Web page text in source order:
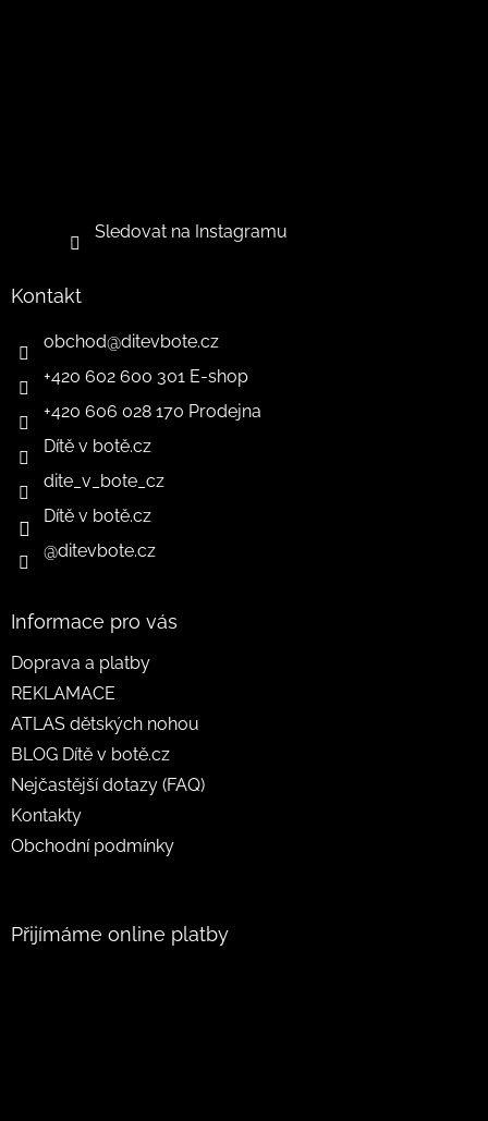
Sledovat na Instagramu
Kontakt
obchod@ditevbote.cz
+420 602 600 301 E-shop
+420 606 028 170 Prodejna
Dítě v botě.cz
dite_v_bote_cz
Dítě v botě.cz
@ditevbote.cz
Informace pro vás
Doprava a platby
REKLAMACE
ATLAS dětských nohou
BLOG Dítě v botě.cz
Nejčastější dotazy (FAQ)
Kontakty
Obchodní podmínky
Přijímáme online platby